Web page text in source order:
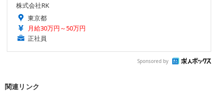
株式会社RK
東京都
月給30万円～50万円
正社員
Sponsored by
関連リンク